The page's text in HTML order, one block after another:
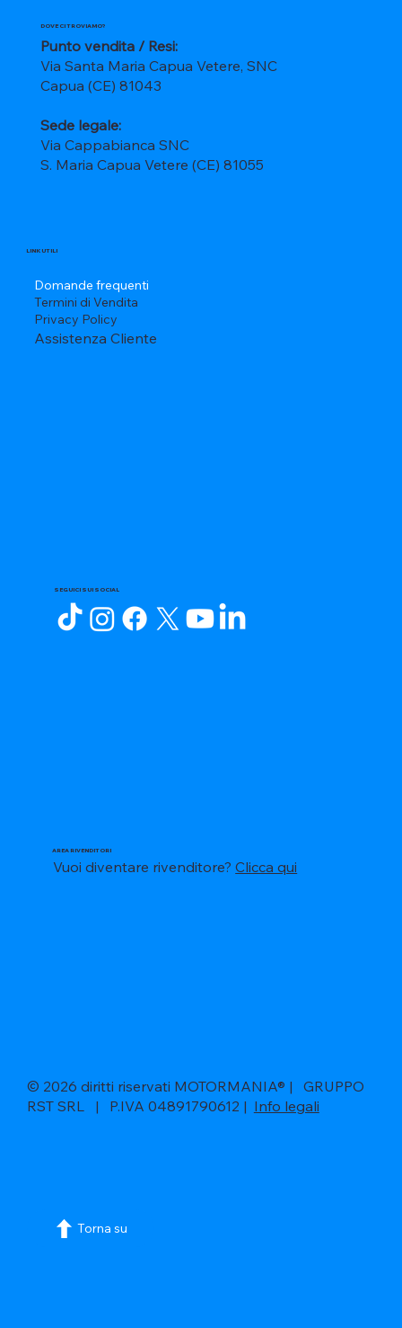
DOVE CI TROVIAMO?
Punto vendita / Resi:
Via Santa Maria Capua Vetere, SNC
Capua (CE) 81043
Sede legale:
Via Cappabianca SNC
S. Maria Capua Vetere (CE) 81055
LINK UTILI
Domande frequenti
Termini di Vendita
Privacy Policy
Assistenza Cliente
SEGUICI SUI SOCIAL
AREA RIVENDITORI
Vuoi diventare rivenditore?Clicca qui
© 2026 diritti riservati MOTORMANIA® | GRUPPO
RST SRL | P.IVA 04891790612 | Info legali
Torna su